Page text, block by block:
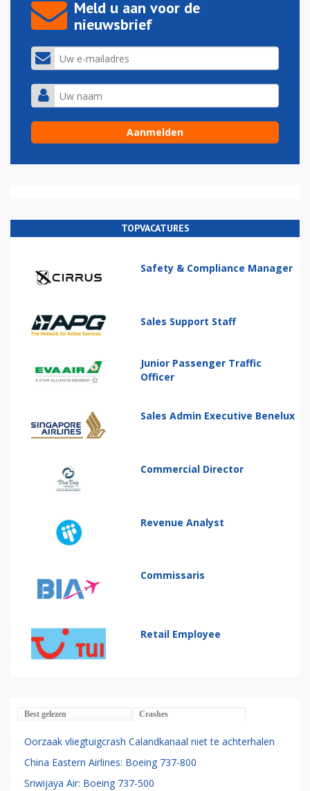
Meld u aan voor de
nieuwsbrief
TOPVACATURES
Safety & Compliance Manager
Sales Support Staff
Junior Passenger Traffic
Officer
Sales Admin Executive Benelux
Commercial Director
Revenue Analyst
Commissaris
Retail Employee
Best gelezen Crashes
Oorzaak vliegtuigcrash Calandkanaal niet te achterhalen
China Eastern Airlines: Boeing 737-800
Sriwijaya Air: Boeing 737-500